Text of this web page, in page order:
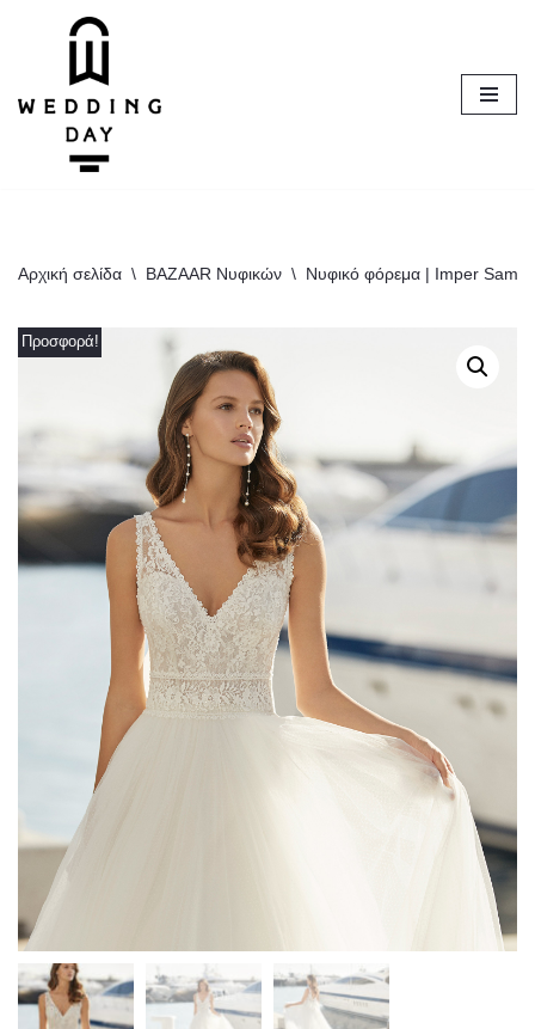
περιεχόμενο
Αρχική σελίδα \ BAZAAR Νυφικών \ Νυφικό φόρεμα | Imper
Προσφορά!